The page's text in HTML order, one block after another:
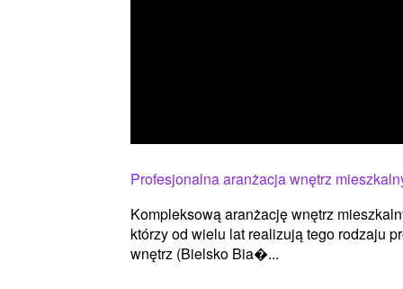
Profesjonalna aranżacja wnętrz
Kompleksową aranżację wnętrz
którzy od wielu lat realizują tego rodzaju
wnętrz (Bielsko Bia�...